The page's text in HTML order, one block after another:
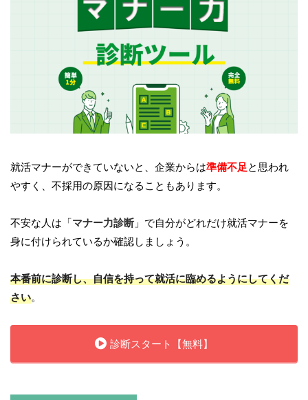
就活マナーができていないと、企業からは準備不足と思われ
やすく、不採用の原因になることもあります。
不安な人は「マナー力診断」で自分がどれだけ就活マナーを
身に付けられているか確認しましょう。
本番前に診断し、自信を持って就活に臨めるようにしてくだ
さい。
診断スタート【無料】